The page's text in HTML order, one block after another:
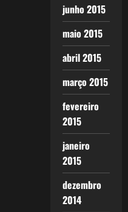
junho 2015
maio 2015
abril 2015
março 2015
fevereiro
2015
janeiro
2015
dezembro
2014